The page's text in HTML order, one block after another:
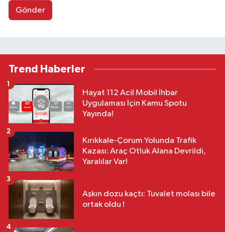
Gönder
Trend Haberler
Hayat 112 Acil Mobil İhbar
Uygulaması İçin Kamu Spotu
Yayında!
1
Kırıkkale-Çorum Yolunda Trafik
Kazası: Araç Otluk Alana Devrildi,
Yaralılar Var!
2
Aşkın dozu kaçtı: Tuvalet molası bile
ortak oldu !
3
4